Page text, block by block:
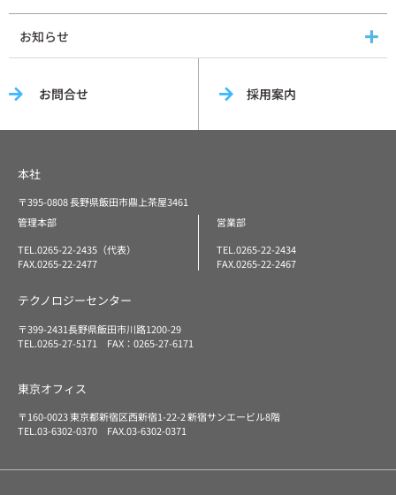
お知らせ
お問合せ 採用案内
本社
〒395-0808 長野県飯田市鼎上茶屋3461
管理本部
TEL.0265-22-2435（代表）
FAX.0265-22-2477
営業部
TEL.0265-22-2434
FAX.0265-22-2467
テクノロジーセンター
〒399-2431長野県飯田市川路1200-29
TEL.0265-27-5171 FAX：0265-27-6171
東京オフィス
〒160-0023 東京都新宿区西新宿1-22-2 新宿サンエービル8階
TEL.03-6302-0370 FAX.03-6302-0371